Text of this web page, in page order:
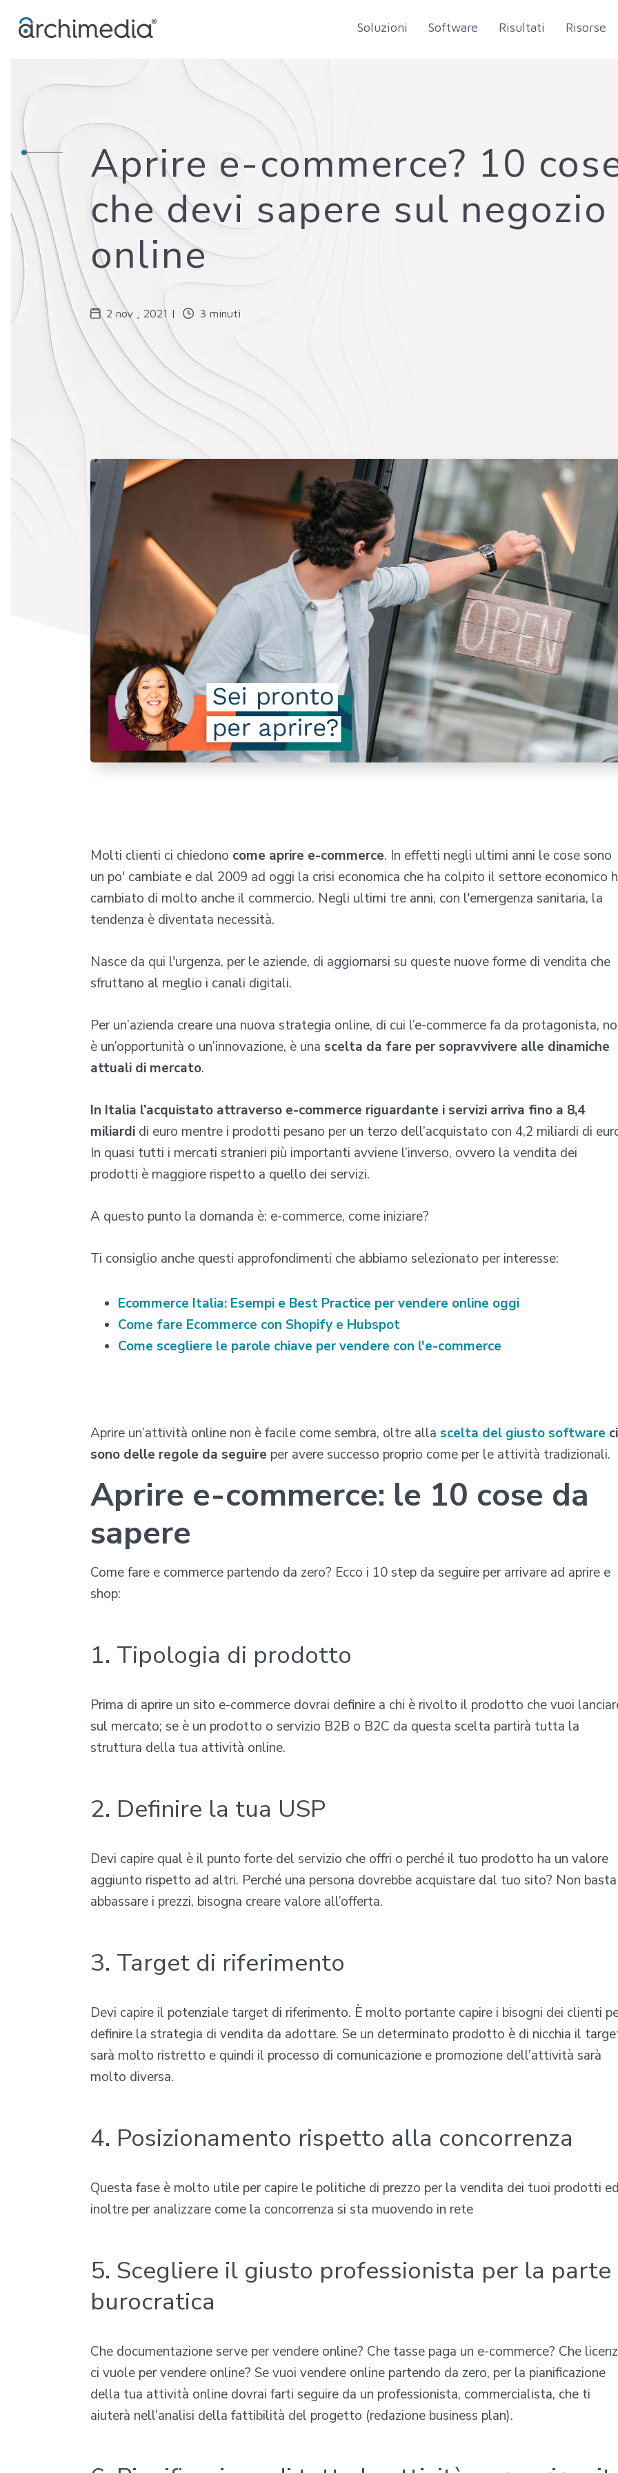
Soluzioni Software Risultati Risorse
Aprire e-commerce? 10
che devi sapere sul negozio
online
2 nov , 2021 | 3 minuti
Molti clienti ci chiedono come aprire e-commerce. In effetti negli ultimi anni le cose sono
un po' cambiate e dal 2009 ad oggi la crisi economica che ha colpito il settore economico
cambiato di molto anche il commercio. Negli ultimi tre anni, con l'emergenza sanitaria, la
tendenza è diventata necessità.
Nasce da qui l'urgenza, per le aziende, di aggiornarsi su queste nuove forme di vendita che
sfruttano al meglio i canali digitali.
Per un’azienda creare una nuova strategia online, di cui l’e-commerce fa da protagonista,
è un’opportunità o un’innovazione, è una scelta da fare per sopravvivere alle dinamiche
attuali di mercato.
In Italia l’acquistato attraverso e-commerce riguardante i servizi arriva fino a 8,4
miliardi di euro mentre i prodotti pesano per un terzo dell’acquistato con 4,2 miliardi di
In quasi tutti i mercati stranieri più importanti avviene l’inverso, ovvero la vendita dei
prodotti è maggiore rispetto a quello dei servizi.
A questo punto la domanda è: e-commerce, come iniziare?
Ti consiglio anche questi approfondimenti che abbiamo selezionato per interesse:
Ecommerce Italia: Esempi e Best Practice per vendere online oggi
Come fare Ecommerce con Shopify e Hubspot
Come scegliere le parole chiave per vendere con l'e-commerce
Aprire un’attività online non è facile come sembra, oltre alla scelta del giusto software ci
sono delle regole da seguire per avere successo proprio come per le attività tradizionali.
Aprire e-commerce: le 10 cose da
sapere
Come fare e commerce partendo da zero? Ecco i 10 step da seguire per arrivare ad aprire e
shop:
1. Tipologia di prodotto
Prima di aprire un sito e-commerce dovrai definire a chi è rivolto il prodotto che vuoi
sul mercato; se è un prodotto o servizio B2B o B2C da questa scelta partirà tutta la
struttura della tua attività online.
2. Definire la tua USP
Devi capire qual è il punto forte del servizio che offri o perché il tuo prodotto ha un valore
aggiunto rispetto ad altri. Perché una persona dovrebbe acquistare dal tuo sito? Non basta
abbassare i prezzi, bisogna creare valore all’offerta.
3. Target di riferimento
Devi capire il potenziale target di riferimento. È molto portante capire i bisogni dei clienti
definire la strategia di vendita da adottare. Se un determinato prodotto è di nicchia il
sarà molto ristretto e quindi il processo di comunicazione e promozione dell’attività sarà
molto diversa.
4. Posizionamento rispetto alla concorrenza
Questa fase è molto utile per capire le politiche di prezzo per la vendita dei tuoi prodotti
inoltre per analizzare come la concorrenza si sta muovendo in rete
5. Scegliere il giusto professionista per la parte
burocratica
Che documentazione serve per vendere online? Che tasse paga un e-commerce? Che
ci vuole per vendere online? Se vuoi vendere online partendo da zero, per la pianificazione
della tua attività online dovrai farti seguire da un professionista, commercialista, che ti
aiuterà nell’analisi della fattibilità del progetto (redazione business plan).